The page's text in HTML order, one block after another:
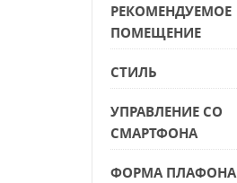
Lussole Loft
Lumina Deco
MANTRA
MarkSlojd
Maytoni
MW-Light
Namat
РЕКОМЕНДУЕМОЕ
ПОМЕЩЕНИЕ
СТИЛЬ
УПРАВЛЕНИЕ СО
СМАРТФОНА
ФОРМА ПЛАФОНА